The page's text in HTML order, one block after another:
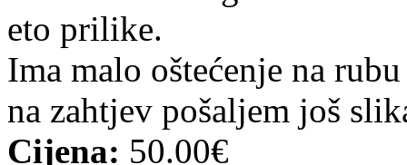
eto prilike.
Ima malo oštećenje na
na zahtjev pošaljem još
Cijena: 50.00€